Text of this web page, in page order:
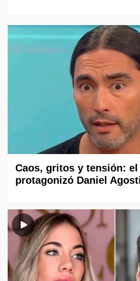
Caos, gritos y tensión:
protagonizó Daniel